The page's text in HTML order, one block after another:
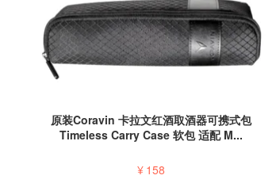
原装Coravin 卡拉文红酒取酒器可携式包
Timeless Carry Case 软包 适配 M...
¥ 158